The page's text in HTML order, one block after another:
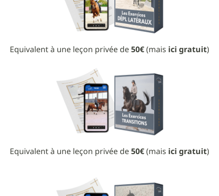
Equivalent à une leçon privée de50€(mais ici gratuit)
Equivalent à une leçon privée de50€(mais ici gratuit)